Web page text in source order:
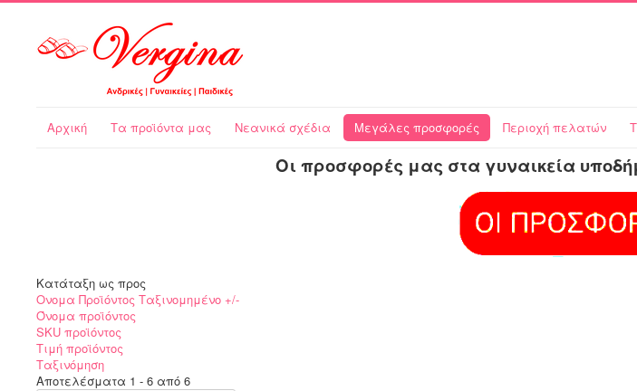
Αρχική Τα προϊόντα μας Νεανικά σχέδια Μεγάλες προσφορές Περιοχή πελατών
Οι προσφορές μας στα γυναικεία
Κατάταξη ως προς
Ονομα Προϊόντος Ταξινομημένο +/-
Όνομα προϊόντος
SKU προϊόντος
Τιμή προϊόντος
Ταξινόμηση
Αποτελέσματα 1 - 6 από 6